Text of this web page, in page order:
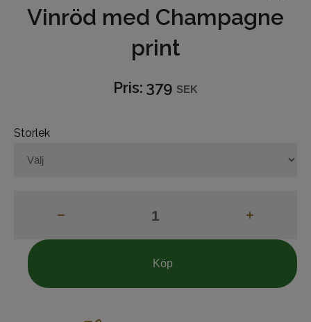
Bälten
Ridoveraller
Tävling
Vinröd med Champagne
print
Pris: 379 SEK
Storlek
Köp